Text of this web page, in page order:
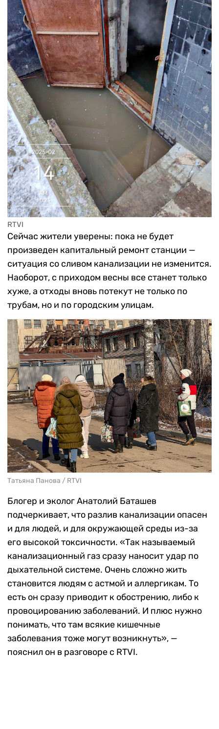
RTVI
Сейчас жители уверены: пока не будет
произведен капитальный ремонт станции —
ситуация со сливом канализации не изменится.
Наоборот, с приходом весны все станет только
хуже, а отходы вновь потекут не только по
трубам, но и по городским улицам.
Татьяна Панова / RTVI
Блогер и эколог Анатолий Баташев
подчеркивает, что разлив канализации опасен
и для людей, и для окружающей среды из-за
его высокой токсичности. «Так называемый
канализационный газ сразу наносит удар по
дыхательной системе. Очень сложно жить
становится людям с астмой и аллергикам. То
есть он сразу приводит к обострению, либо к
провоцированию заболеваний. И плюс нужно
понимать, что там всякие кишечные
заболевания тоже могут возникнуть», —
пояснил он в разговоре с RTVI.